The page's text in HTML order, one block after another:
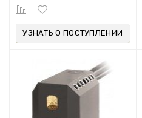
УЗНАТЬ О ПОСТУПЛЕНИИ